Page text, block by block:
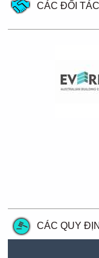
CÁC ĐỐI
CÁC QUY